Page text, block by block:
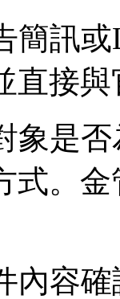
簡訊
直接
象是
式。
內容